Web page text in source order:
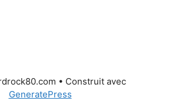
• Construit avec
GeneratePress